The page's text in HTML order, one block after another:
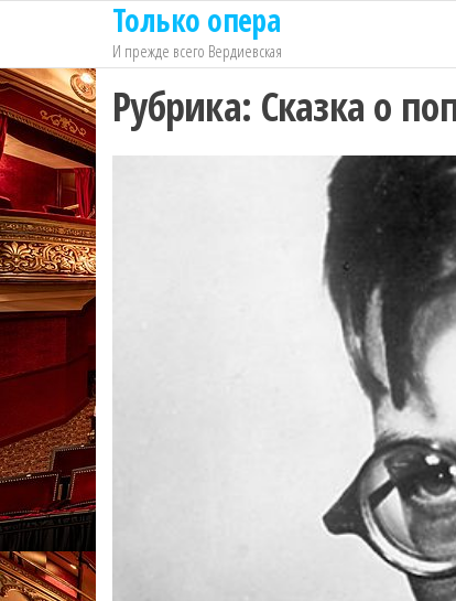
содержимому
Только опера
И прежде всего Вердиевская
Рубрика: Сказка о